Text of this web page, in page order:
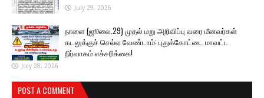
July 29, 2026
நாளை (ஜூலை.29) முதல் மறு அறிவிப்பு வரை மீனவர்கள்
கடலுக்குச் செல்ல வேண்டாம்: புதுக்கோட்டை மாவட்ட
நிர்வாகம் எச்சரிக்கை!
July 28, 2026
POST A COMMENT